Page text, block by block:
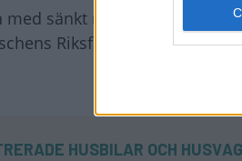
sänkt ränta förväntas få
Riksförbund, HRF.
HUSBILAR OCH